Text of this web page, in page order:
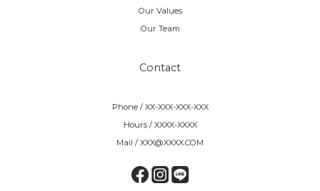
Our Values
Our Team
Contact
Phone / XX-XXX-XXX-XXX
Hours / XXXX-XXXX
Mail / XXX@XXXX.COM